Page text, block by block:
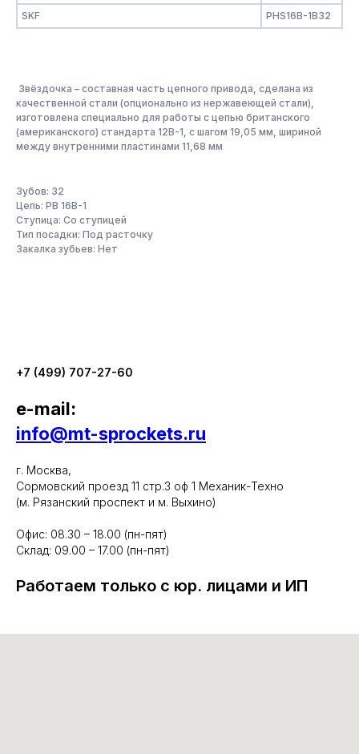
SKF PHS16B-1B32
Звёздочка – составная часть цепного привода, сделана из
качественной стали (опционально из нержавеющей стали),
изготовлена специально для работы с цепью британского
(американского) стандарта 12B-1, с шагом 19,05 мм, шириной
между внутренними пластинами 11,68 мм
Зубов: 32
Цепь: PB 16B-1
Ступица: Со ступицей
Тип посадки: Под расточку
Закалка зубьев: Нет
+7 (499) 707-27-60
e-mail:
info@mt-sprockets.ru
г. Москва,
Сормовский проезд 11 стр.3 оф 1 Механик-Техно
(м. Рязанский проспект и м. Выхино)
Офис: 08.30 – 18.00 (пн-пят)
Склад: 09.00 – 17.00 (пн-пят)
Работаем только с юр. лицами и ИП